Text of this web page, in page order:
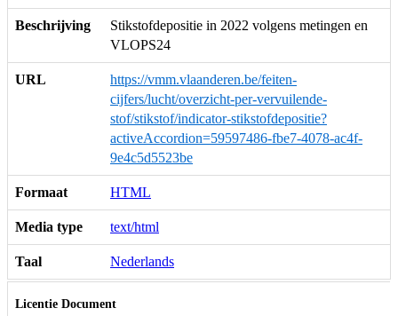
Beschrijving
Stikstofdepositie in 2022 volgens metingen en
VLOPS24
URL
https://vmm.vlaanderen.be/feiten-
cijfers/lucht/overzicht-per-vervuilende-
stof/stikstof/indicator-stikstofdepositie?
activeAccordion=59597486-fbe7-4078-ac4f-
9e4c5d5523be
Formaat HTML
Media type text/html
Taal Nederlands
Licentie Document